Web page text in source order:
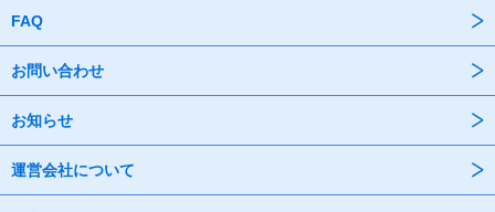
FAQ
お問い合わせ
お知らせ
運営会社について